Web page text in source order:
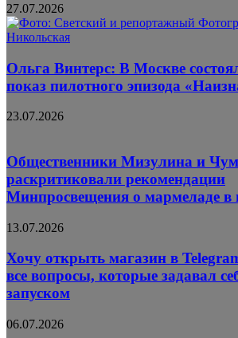
27.07.2026
Ольга Винтерс: В Москве
показ пилотного эпизода
23.07.2026
Общественники Мизулина и
раскритиковали рекомендации
Минпросвещения о мармеладе в
13.07.2026
Хочу открыть магазин в
все вопросы, которые задавал
запуском
06.07.2026